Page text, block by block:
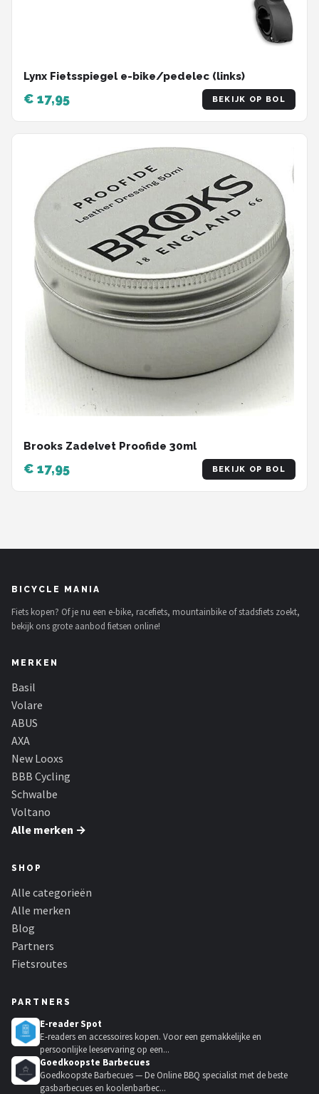
Lynx Fietsspiegel e-bike/pedelec (links)
€ 17,95 BEKIJK OP BOL
Brooks Zadelvet Proofide 30ml
€ 17,95 BEKIJK OP BOL
BICYCLE MANIA
Fiets kopen? Of je nu een e-bike, racefiets, mountainbike of stadsfiets zoekt,
bekijk ons grote aanbod fietsen online!
MERKEN
Basil
Volare
ABUS
AXA
New Looxs
BBB Cycling
Schwalbe
Voltano
Alle merken →
SHOP
Alle categorieën
Alle merken
Blog
Partners
Fietsroutes
PARTNERS
E-reader Spot
E-readers en accessoires kopen. Voor een gemakkelijke en
persoonlijke leeservaring op een...
Goedkoopste Barbecues
Goedkoopste Barbecues — De Online BBQ specialist met de beste
gasbarbecues en koolenbarbec...